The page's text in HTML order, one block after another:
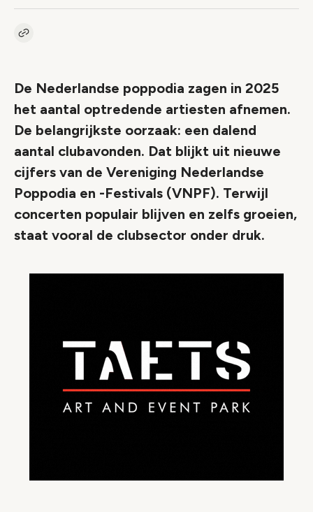
Kopieer link naar artikel
De Nederlandse poppodia zagen in 2025
het aantal optredende artiesten afnemen.
De belangrijkste oorzaak: een dalend
aantal clubavonden. Dat blijkt uit nieuwe
cijfers van de Vereniging Nederlandse
Poppodia en -Festivals (VNPF). Terwijl
concerten populair blijven en zelfs groeien,
staat vooral de clubsector onder druk.